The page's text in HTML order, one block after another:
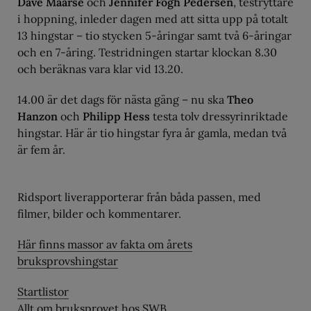
i hoppning, inleder dagen med att sitta upp på totalt
13 hingstar – tio stycken 5-åringar samt två 6-åringar
och en 7-åring. Testridningen startar klockan 8.30
och beräknas vara klar vid 13.20.
14.00 är det dags för nästa gäng – nu ska Theo
Hanzon och Philipp Hess testa tolv dressyrinriktade
hingstar. Här är tio hingstar fyra år gamla, medan två
är fem år.
Ridsport liverapporterar från båda passen, med
filmer, bilder och kommentarer.
Här finns massor av fakta om årets
bruksprovshingstar
Startlistor